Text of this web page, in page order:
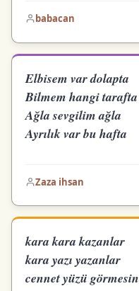
babacan
Elbisem var dolapta
Bilmem hangi tarafta
Ağla sevgilim ağla
Ayrılık var bu hafta
Zaza ihsan
kara kara kazanlar
kara yazı yazanlar
cennet yüzü görmesin